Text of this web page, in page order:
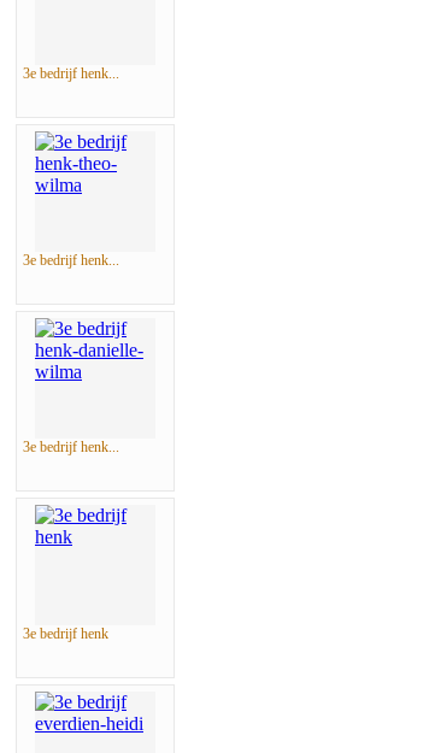
3e bedrijf henk...
3e bedrijf henk...
3e bedrijf henk...
3e bedrijf henk